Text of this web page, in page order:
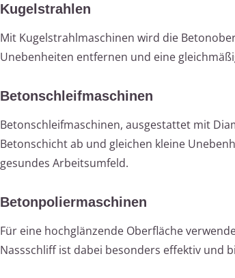
Kugelstrahlen
Mit Kugelstrahlmaschinen wird die
Unebenheiten entfernen und eine
Betonschleifmaschinen
Betonschleifmaschinen, ausgestattet mit
Betonschicht ab und gleichen kleine
gesundes Arbeitsumfeld.
Betonpoliermaschinen
Für eine hochglänzende Oberfläche
Nassschliff ist dabei besonders effektiv und